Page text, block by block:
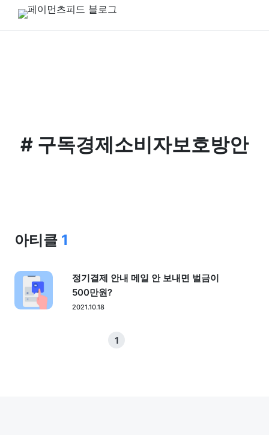
# 구독경제소비자보호방안
아티클 1
정기결제 안내 메일 안 보내면 벌금이
500만원?
2021.10.18
1